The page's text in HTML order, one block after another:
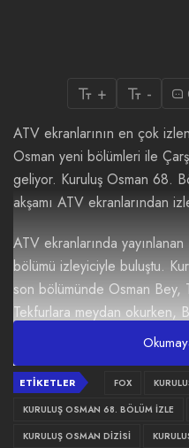
+ -
ATV ekranlarının en çok
Osman yeni bölümleri ile
geliyor. Kuruluş Osman 68.
akşamı ATV ekranlarından
ATV ekranlarında
bölümü izleyiciyle buluştu.
son bölümünde Osman Bey,
Tekfurlara meydan okurken,
arasındaki sulh dikkat çekti.
zekice planı ile köşeye
bölüme damga vurdu.
büyük fedakarlık yapar.
ETIKETLER FOX
KURULUŞ OSMAN 68. BÖLÜM İZLE
KURULUŞ OSMAN DIZISI